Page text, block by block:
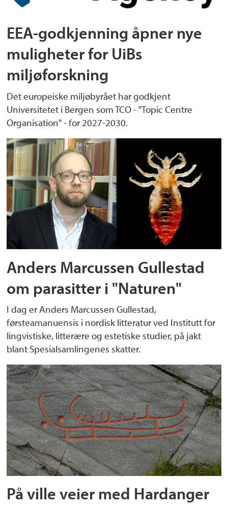
EEA-godkjenning åpner nye
muligheter for UiBs
miljøforskning
Det europeiske miljøbyrået har godkjent
Universitetet i Bergen som TCO - "Topic Centre
Organisation" - for 2027-2030.
Anders Marcussen Gullestad
om parasitter i "Naturen"
I dag er Anders Marcussen Gullestad,
førsteamanuensis i nordisk litteratur ved Institutt for
lingvistiske, litterære og estetiske studier, på jakt
blant Spesialsamlingenes skatter.
På ville veier med Hardanger